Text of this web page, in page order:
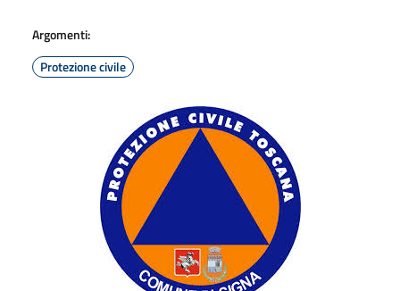
Argomenti:
Protezione civile